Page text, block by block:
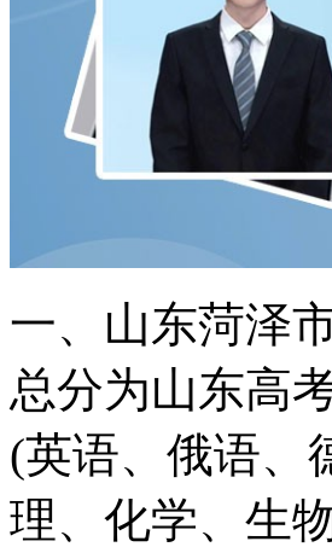
一、山东菏泽
总分为山东高
(英语、俄语、
理、化学、生